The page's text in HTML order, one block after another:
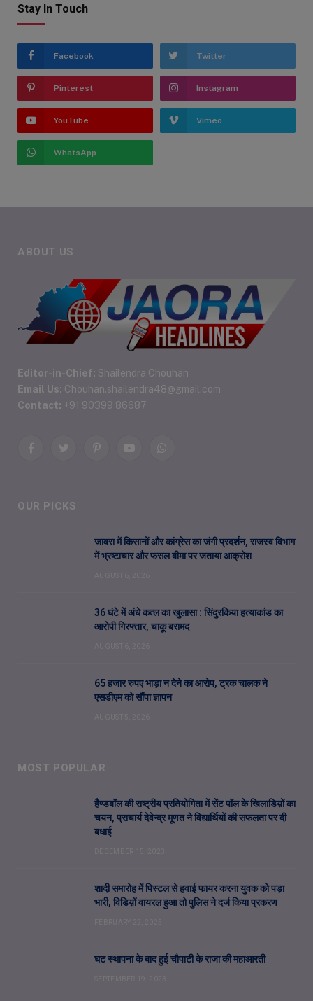
Stay In Touch
Facebook Twitter
Pinterest Instagram
YouTube Vimeo
WhatsApp
ABOUT US
Editor-in-Chief: Shailendra Chouhan
Email Us: Chouhan.shailendra48@gmail.com
Contact: +91 90399 86687
FacebookTwitterPinterestYouTubeWhatsApp
OUR PICKS
जावरा में किसानों और कांग्रेस का जंगी प्रदर्शन, राजस्व विभाग
में भ्रष्टाचार और फसल बीमा पर जताया आक्रोश
36 घंटे में अंधे कत्ल का खुलासा : सिंदुरकिया हत्याकांड का
आरोपी गिरफ्तार, चाकू बरामद
65 हजार रुपए भाड़ा न देने का आरोप, ट्रक चालक ने
एसडीएम को सौंपा ज्ञापन
MOST POPULAR
हैण्डबॉल की राष्ट्रीय प्रतियोगिता में सेंट पॉल के खिलाडिय़ों का
चयन, प्राचार्य देवेन्द्र मूणत ने विद्यार्थियों की सफलता पर दी
बधाई
शादी समारोह में पिस्टल से हवाई फायर करना युवक को पड़ा
भारी, विडिय़ों वायरल हुआ तो पुलिस ने दर्ज किया प्रकरण
घट स्थापना के बाद हुई चौपाटी के राजा की महाआरती